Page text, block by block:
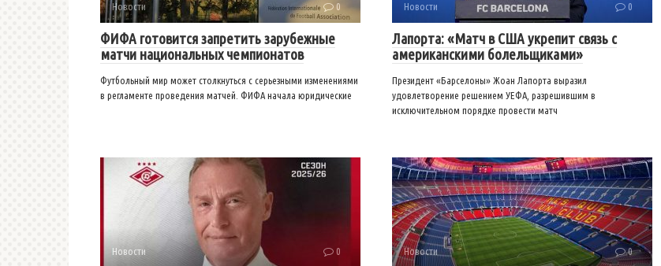
Новости 0
ФИФА готовится запретить зарубежные
матчи национальных чемпионатов
Футбольный мир может столкнуться с серьезными изменениями
в регламенте проведения матчей. ФИФА начала юридические
Новости 0
Лапорта: «Матч в США укрепит связь с
американскими болельщиками»
Президент «Барселоны» Жоан Лапорта выразил
удовлетворение решением УЕФА, разрешившим в
исключительном порядке провести матч
Новости 0 Новости 0